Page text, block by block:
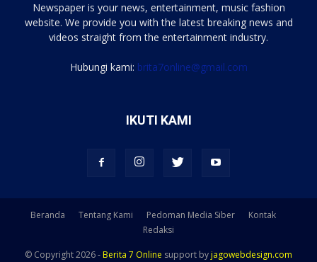
Newspaper is your news, entertainment, music fashion
website. We provide you with the latest breaking news and
videos straight from the entertainment industry.
Hubungi kami: brita7online@gmail.com
IKUTI KAMI
Beranda Tentang Kami Pedoman Media Siber
Kontak
Redaksi
© Copyright 2026 -Berita 7 Online support byjagowebdesign.com